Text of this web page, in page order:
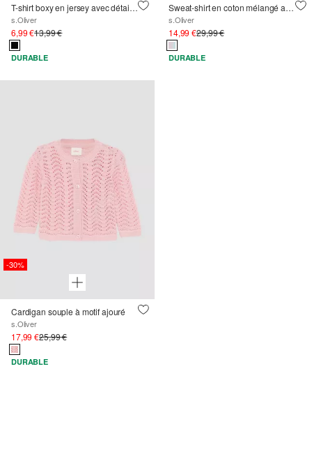
T-shirt boxy en jersey avec détails imprimés
s.Oliver
6,99 €13,99 €
DURABLE
Sweat-shirt en coton mélangé avec graduation de couleur et impression sur le devant
s.Oliver
14,99 €29,99 €
DURABLE
-30%
Cardigan souple à motif ajouré
s.Oliver
17,99 €25,99 €
DURABLE